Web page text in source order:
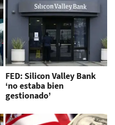
FED: Silicon Valley Bank
‘no estaba bien
gestionado’